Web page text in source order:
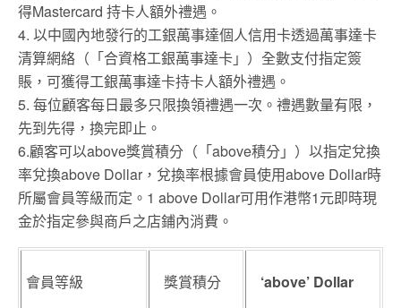
得Mastercard 持卡人額外禮遇。
4. 以中國內地發行的工銀萬事達個人信用卡透過萬事達卡
清算網絡（「合資格工銀萬事達卡」）全數支付指定簽
賬，可獲得工銀萬事達卡持卡人額外禮遇。
5. 每位顧客每日最多只限換領禮遇一次。禮遇數量有限，
先到先得，換完即止。
6.顧客可以above獎賞積分（「above積分」）以指定兌換
率兌換above Dollar，兌換率根據會員使用above Dollar時
所屬會員等級而定。1 above Dollar可用作港幣1元即時現
金於指定參與商戶之店鋪內消費。
會員等級 獎賞積分 ‘above’ Dollar